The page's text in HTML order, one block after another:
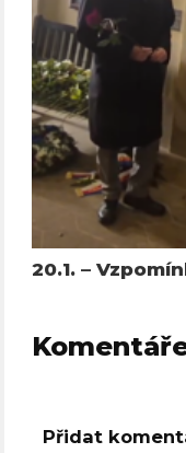
20.1. –
Přidat